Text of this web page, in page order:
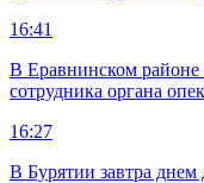
16:41
В Еравнинском
сотрудника органа
16:27
В Бурятии завтра